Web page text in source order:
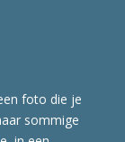
foto die je
sommige